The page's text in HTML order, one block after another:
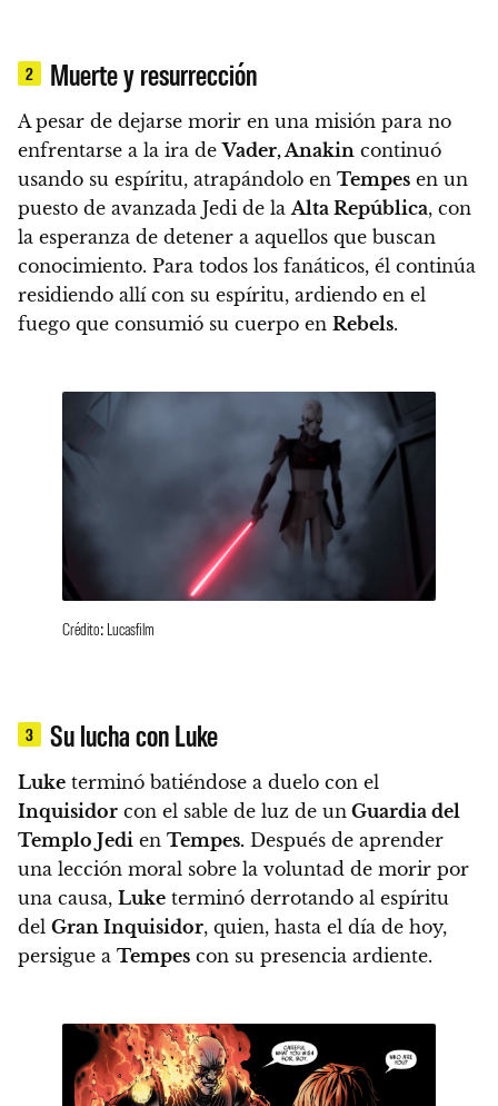
2 Muerte y resurrección
A pesar de dejarse morir en una misión para no
enfrentarse a la ira deVader, Anakin continuó
usando su espíritu, atrapándolo en Tempes en un
puesto de avanzada Jedi de la Alta República, con
la esperanza de detener a aquellos que buscan
conocimiento. Para todos los fanáticos, él continúa
residiendo allí con su espíritu, ardiendo en el
fuego que consumió su cuerpo en Rebels.
Crédito: Lucasfilm
3 Su lucha con Luke
Luke terminó batiéndose a duelo con el
Inquisidor con el sable de luz de un Guardia del
Templo Jedi en Tempes. Después de aprender
una lección moral sobre la voluntad de morir por
una causa, Luke terminó derrotando al espíritu
del Gran Inquisidor, quien, hasta el día de hoy,
persigue a Tempes con su presencia ardiente.